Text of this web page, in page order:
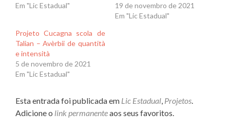
Em "Lic Estadual"
19 de novembro de 2021
Em "Lic Estadual"
Projeto Cucagna scola de
Talian – Avèrbii de quantità
e intensità
5 de novembro de 2021
Em "Lic Estadual"
Esta entrada foi publicada em Lic Estadual Projetos
Adicione o link permanenteaos seus favoritos.